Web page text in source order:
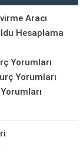
Aracı
Hesaplama
Yorumları
Yorumları